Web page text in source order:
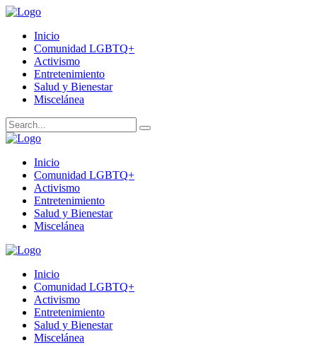
Inicio
Comunidad LGBTQ+
Activismo
Entretenimiento
Salud y Bienestar
Miscelánea
Inicio
Comunidad LGBTQ+
Activismo
Entretenimiento
Salud y Bienestar
Miscelánea
Inicio
Comunidad LGBTQ+
Activismo
Entretenimiento
Salud y Bienestar
Miscelánea